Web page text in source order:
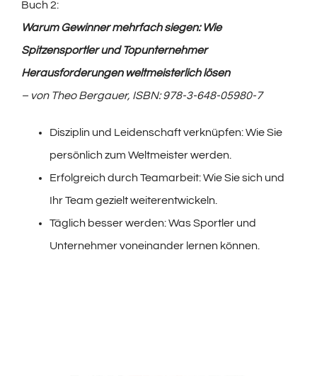
Buch 2:
Warum Gewinner mehrfach siegen: Wie
Spitzensportler und Topunternehmer
Herausforderungen weltmeisterlich lösen
– von Theo Bergauer, ISBN: 978-3-648-05980-7
Disziplin und Leidenschaft verknüpfen: Wie Sie
persönlich zum Weltmeister werden.
Erfolgreich durch Teamarbeit: Wie Sie sich und
Ihr Team gezielt weiterentwickeln.
Täglich besser werden: Was Sportler und
Unternehmer voneinander lernen können.